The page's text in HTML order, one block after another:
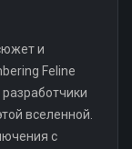
и
Feline
вселенной.
с